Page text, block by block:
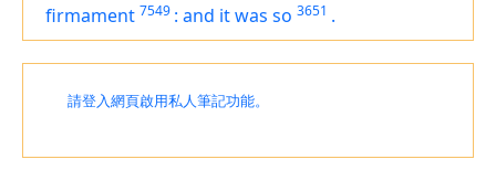
firmament 7549 : and it was so 3651 .
請登入網頁啟用私人筆記功能。